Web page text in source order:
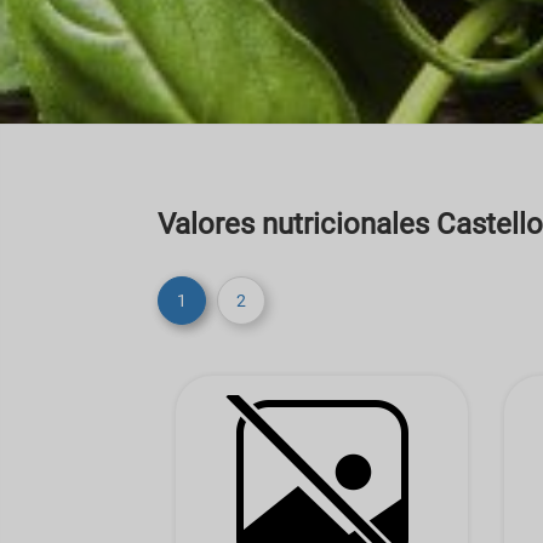
Valores nutricionales Castello
1 2